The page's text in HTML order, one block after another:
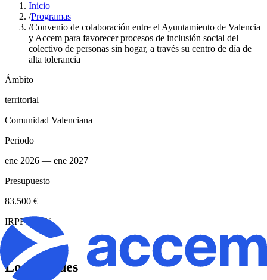
Inicio
/Programas
/Convenio de colaboración entre el Ayuntamiento de Valencia
y Accem para favorecer procesos de inclusión social del
colectivo de personas sin hogar, a través su centro de día de
alta tolerancia
Ámbito
territorial
Comunidad Valenciana
Periodo
ene 2026 — ene 2027
Presupuesto
83.500 €
IRPF / 0,7%
Localidades